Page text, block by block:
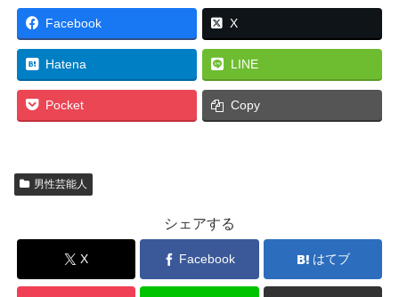
Facebook X
Hatena LINE
Pocket Copy
男性芸能人
シェアする
X Facebook はてブ